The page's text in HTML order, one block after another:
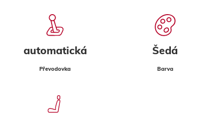
automatická
Převodovka
Šedá
Barva